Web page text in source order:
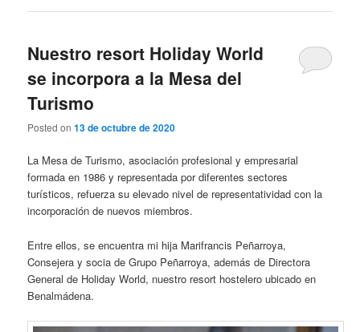
Nuestro resort Holiday World
se incorpora a la Mesa del
Turismo
Posted on13 de octubre de 2020
La Mesa de Turismo, asociación profesional y empresarial
formada en 1986 y representada por diferentes sectores
turísticos, refuerza su elevado nivel de representatividad con la
incorporación de nuevos miembros.
Entre ellos, se encuentra mi hija Marifrancis Peñarroya,
Consejera y socia de Grupo Peñarroya, además de Directora
General de Holiday World, nuestro resort hostelero ubicado en
Benalmádena.